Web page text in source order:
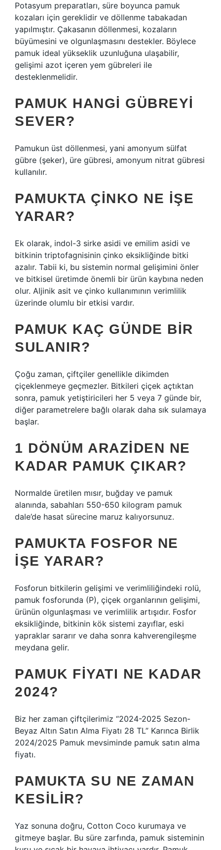
Potasyum preparatları, süre boyunca pamuk
kozaları için gereklidir ve döllenme tabakadan
yapılmıştır. Çakasanın döllenmesi, kozaların
büyümesini ve olgunlaşmasını destekler. Böylece
pamuk ideal yükseklik uzunluğuna ulaşabilir,
gelişimi azot içeren yem gübreleri ile
desteklenmelidir.
PAMUK HANGI GÜBREYI
SEVER?
Pamukun üst döllenmesi, yani amonyum sülfat
gübre (şeker), üre gübresi, amonyum nitrat gübresi
kullanılır.
PAMUKTA ÇINKO NE IŞE
YARAR?
Ek olarak, indol-3 sirke asidi ve emilim asidi ve
bitkinin triptofagnisinin çinko eksikliğinde bitki
azalır. Tabii ki, bu sistemin normal gelişimini önler
ve bitkisel üretimde önemli bir ürün kaybına neden
olur. Aljinik asit ve çinko kullanımının verimlilik
üzerinde olumlu bir etkisi vardır.
PAMUK KAÇ GÜNDE BIR
SULANIR?
Çoğu zaman, çiftçiler genellikle dikimden
çiçeklenmeye geçmezler. Bitkileri çiçek açtıktan
sonra, pamuk yetiştiricileri her 5 veya 7 günde bir,
diğer parametrelere bağlı olarak daha sık sulamaya
başlar.
1 DÖNÜM ARAZIDEN NE
KADAR PAMUK ÇIKAR?
Normalde üretilen mısır, buğday ve pamuk
alanında, sabahları 550-650 kilogram pamuk
dale’de hasat sürecine maruz kalıyorsunuz.
PAMUKTA FOSFOR NE
IŞE YARAR?
Fosforun bitkilerin gelişimi ve verimliliğindeki rolü,
pamuk fosforunda (P), çiçek organlarının gelişimi,
ürünün olgunlaşması ve verimlilik artışıdır. Fosfor
eksikliğinde, bitkinin kök sistemi zayıflar, eski
yapraklar sararır ve daha sonra kahverengileşme
meydana gelir.
PAMUK FIYATI NE KADAR
2024?
Biz her zaman çiftçilerimiz “2024-2025 Sezon-
Beyaz Altın Satın Alma Fiyatı 28 TL” Karınca Birlik
2024/2025 Pamuk mevsiminde pamuk satın alma
fiyatı.
PAMUKTA SU NE ZAMAN
KESILIR?
Yaz sonuna doğru, Cotton Coco kurumaya ve
gitmeye başlar. Bu süre zarfında, pamuk sisteminin